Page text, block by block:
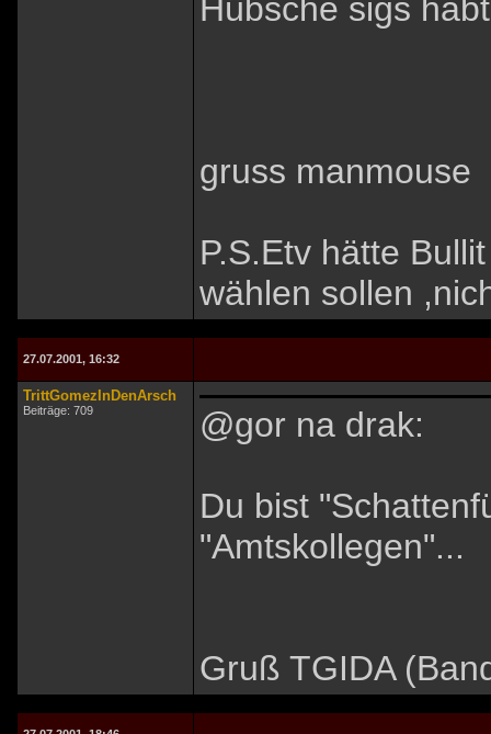
Hübsche sigs
gruss manmouse
P.S.Etv hätte
wählen sollen
27.07.2001, 16:32
TrittGomezInDenArsch
Beiträge: 709 @gor na drak:
Du bist
"Amtskollegen"...
Gruß TGIDA